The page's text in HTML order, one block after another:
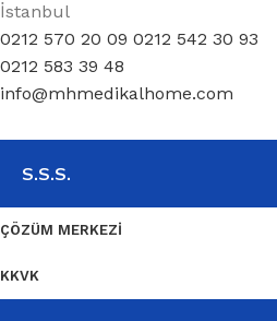
İstanbul
0212 570 20 09 0212 542 30 93
0212 583 39 48
info@mhmedikalhome.com
S.S.S.
ÇÖZÜM MERKEZI
KKVK